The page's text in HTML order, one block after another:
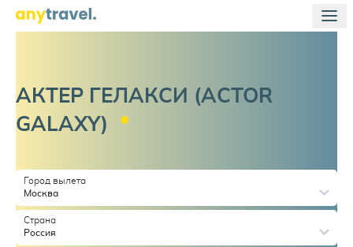
АКТЕР ГЕЛАКСИ (ACTOR
GALAXY)
Город вылета
Москва
Страна
Россия